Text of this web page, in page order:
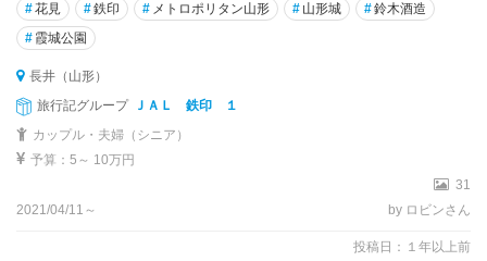
#花見 #鉄印 # メトロポリタン山形 # 山形城 #鈴木酒造
# 霞城公園
長井（山形）
旅行記グループ
ＪＡＬ 鉄印 １
カップル・夫婦（シニア）
予算：5～ 10万円
31
2021/04/11～
by ロビンさん
投稿日：１年以上前